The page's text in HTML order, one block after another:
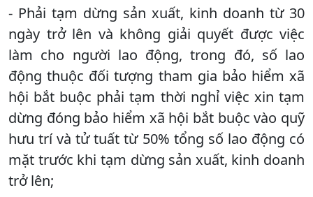
- Phải tạm dừng sản xuất, kinh doanh từ 30
ngày trở lên và không giải quyết được việc
làm cho người lao động, trong đó, số lao
động thuộc đối tượng tham gia bảo hiểm xã
hội bắt buộc phải tạm thời nghỉ việc xin tạm
dừng đóng bảo hiểm xã hội bắt buộc vào quỹ
hưu trí và tử tuất từ 50% tổng số lao động có
mặt trước khi tạm dừng sản xuất, kinh doanh
trở lên;